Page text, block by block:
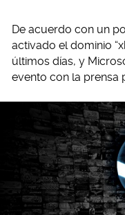
De acuerdo con un
activado el dominio
últimos días, y
evento con la prensa